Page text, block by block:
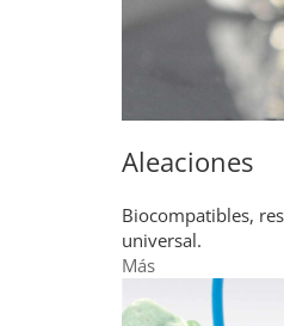
Aleaciones
Biocompatibles,
universal.
Más